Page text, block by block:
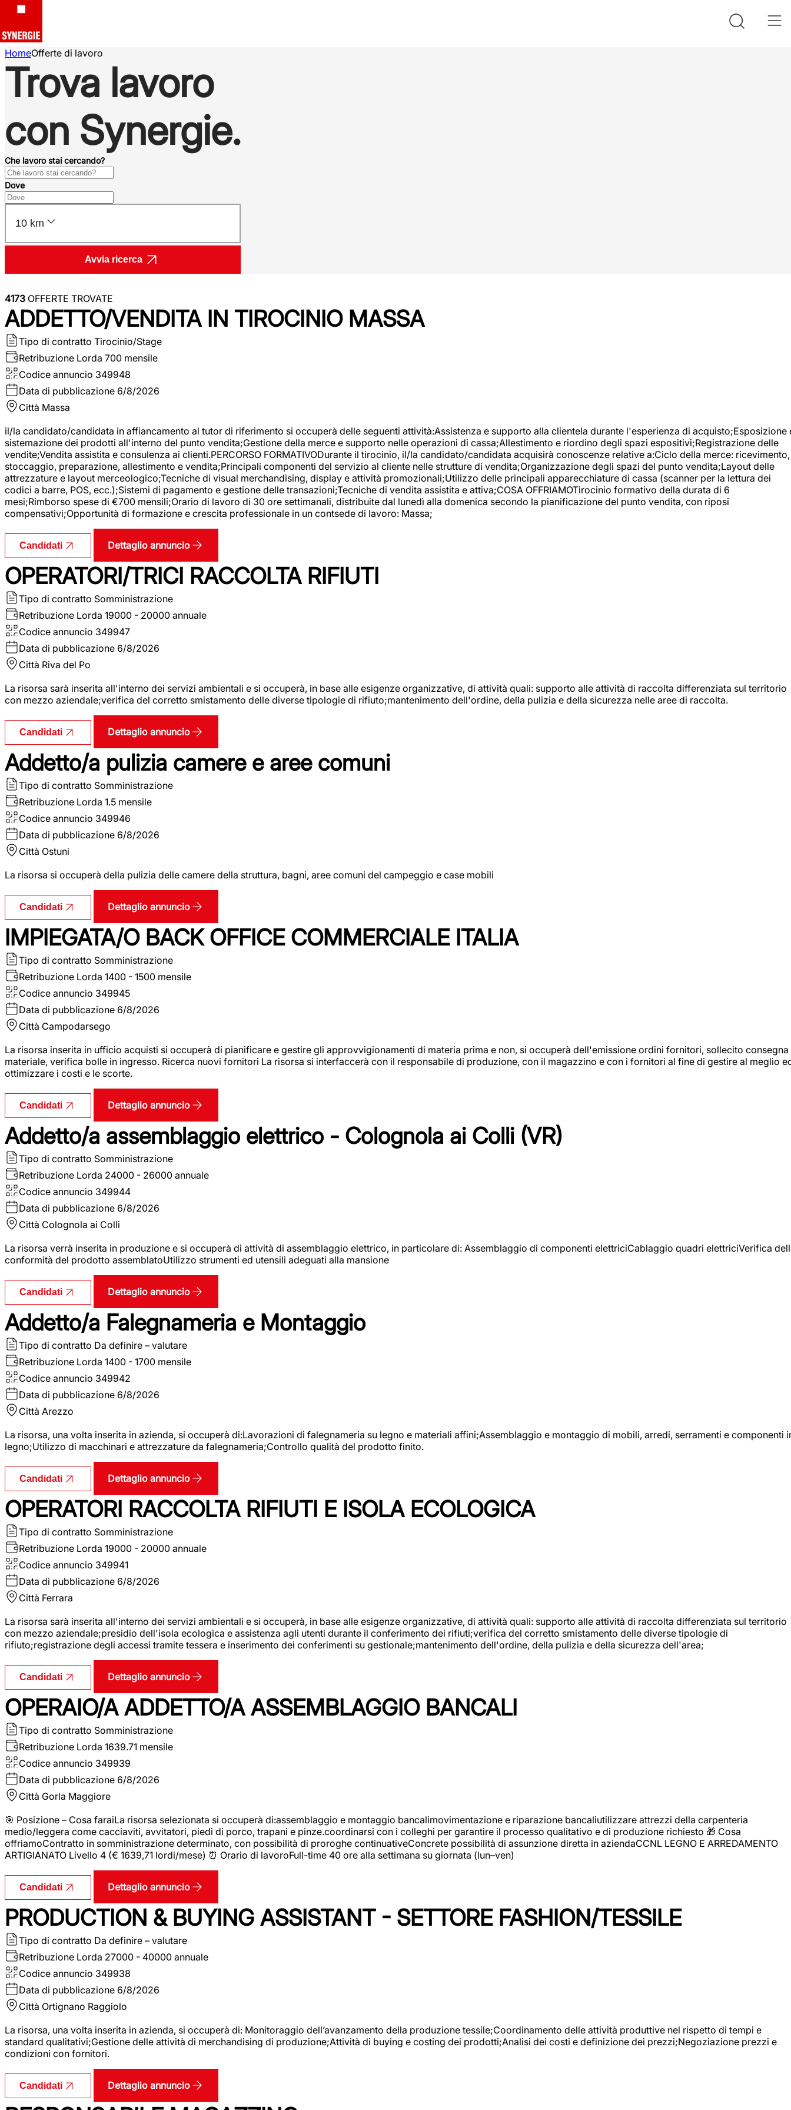
HomeOfferte di lavoro
Trova lavoro
con Synergie.
Che lavoro stai cercando?
Dove
10 km
Avvia ricerca
4173 OFFERTE TROVATE
ADDETTO/VENDITA IN TIROCINIO MASSA
Tipo di contratto Tirocinio/Stage
Retribuzione Lorda 700 mensile
Codice annuncio 349948
Data di pubblicazione 6/8/2026
Città Massa
il/la candidato/candidata in affiancamento al tutor di riferimento si occuperà delle seguenti attività:Assistenza e supporto alla clientela durante l'esperienza di acquisto;Esposizione
sistemazione dei prodotti all'interno del punto vendita;Gestione della merce e supporto nelle operazioni di cassa;Allestimento e riordino degli spazi espositivi;Registrazione delle
vendite;Vendita assistita e consulenza ai clienti.PERCORSO FORMATIVODurante il tirocinio, il/la candidato/candidata acquisirà conoscenze relative a:Ciclo della merce: ricevimento,
stoccaggio, preparazione, allestimento e vendita;Principali componenti del servizio al cliente nelle strutture di vendita;Organizzazione degli spazi del punto vendita;Layout delle
attrezzature e layout merceologico;Tecniche di visual merchandising, display e attività promozionali;Utilizzo delle principali apparecchiature di cassa (scanner per la lettura dei
codici a barre, POS, ecc.);Sistemi di pagamento e gestione delle transazioni;Tecniche di vendita assistita e attiva;COSA OFFRIAMOTirocinio formativo della durata di 6
mesi;Rimborso spese di €700 mensili;Orario di lavoro di 30 ore settimanali, distribuite dal lunedì alla domenica secondo la pianificazione del punto vendita, con riposi
compensativi;Opportunità di formazione e crescita professionale in un contsede di lavoro: Massa;
Candidati Dettaglio annuncio
OPERATORI/TRICI RACCOLTA RIFIUTI
Tipo di contratto Somministrazione
Retribuzione Lorda 19000 - 20000 annuale
Codice annuncio 349947
Data di pubblicazione 6/8/2026
Città Riva del Po
La risorsa sarà inserita all'interno dei servizi ambientali e si occuperà, in base alle esigenze organizzative, di attività quali: supporto alle attività di raccolta differenziata sul territorio
con mezzo aziendale;verifica del corretto smistamento delle diverse tipologie di rifiuto;mantenimento dell'ordine, della pulizia e della sicurezza nelle aree di raccolta.
Candidati Dettaglio annuncio
Addetto/a pulizia camere e aree comuni
Tipo di contratto Somministrazione
Retribuzione Lorda 1.5 mensile
Codice annuncio 349946
Data di pubblicazione 6/8/2026
Città Ostuni
La risorsa si occuperà della pulizia delle camere della struttura, bagni, aree comuni del campeggio e case mobili
Candidati Dettaglio annuncio
IMPIEGATA/O BACK OFFICE COMMERCIALE ITALIA
Tipo di contratto Somministrazione
Retribuzione Lorda 1400 - 1500 mensile
Codice annuncio 349945
Data di pubblicazione 6/8/2026
Città Campodarsego
La risorsa inserita in ufficio acquisti si occuperà di pianificare e gestire gli approvvigionamenti di materia prima e non, si occuperà dell'emissione ordini fornitori, sollecito consegna
materiale, verifica bolle in ingresso. Ricerca nuovi fornitori La risorsa si interfaccerà con il responsabile di produzione, con il magazzino e con i fornitori al fine di gestire al meglio
ottimizzare i costi e le scorte.
Candidati Dettaglio annuncio
Addetto/a assemblaggio elettrico - Colognola ai Colli (VR)
Tipo di contratto Somministrazione
Retribuzione Lorda 24000 - 26000 annuale
Codice annuncio 349944
Data di pubblicazione 6/8/2026
Città Colognola ai Colli
La risorsa verrà inserita in produzione e si occuperà di attività di assemblaggio elettrico, in particolare di: Assemblaggio di componenti elettriciCablaggio quadri elettriciVerifica
conformità del prodotto assemblatoUtilizzo strumenti ed utensili adeguati alla mansione
Candidati Dettaglio annuncio
Addetto/a Falegnameria e Montaggio
Tipo di contratto Da definire – valutare
Retribuzione Lorda 1400 - 1700 mensile
Codice annuncio 349942
Data di pubblicazione 6/8/2026
Città Arezzo
La risorsa, una volta inserita in azienda, si occuperà di:Lavorazioni di falegnameria su legno e materiali affini;Assemblaggio e montaggio di mobili, arredi, serramenti e componenti
legno;Utilizzo di macchinari e attrezzature da falegnameria;Controllo qualità del prodotto finito.
Candidati Dettaglio annuncio
OPERATORI RACCOLTA RIFIUTI E ISOLA ECOLOGICA
Tipo di contratto Somministrazione
Retribuzione Lorda 19000 - 20000 annuale
Codice annuncio 349941
Data di pubblicazione 6/8/2026
Città Ferrara
La risorsa sarà inserita all'interno dei servizi ambientali e si occuperà, in base alle esigenze organizzative, di attività quali: supporto alle attività di raccolta differenziata sul territorio
con mezzo aziendale;presidio dell'isola ecologica e assistenza agli utenti durante il conferimento dei rifiuti;verifica del corretto smistamento delle diverse tipologie di
rifiuto;registrazione degli accessi tramite tessera e inserimento dei conferimenti su gestionale;mantenimento dell'ordine, della pulizia e della sicurezza dell'area;
Candidati Dettaglio annuncio
OPERAIO/A ADDETTO/A ASSEMBLAGGIO BANCALI
Tipo di contratto Somministrazione
Retribuzione Lorda 1639.71 mensile
Codice annuncio 349939
Data di pubblicazione 6/8/2026
Città Gorla Maggiore
🎯 Posizione – Cosa faraiLa risorsa selezionata si occuperà di:assemblaggio e montaggio bancalimovimentazione e riparazione bancaliutilizzare attrezzi della carpenteria
medio/leggera come cacciaviti, avvitatori, piedi di porco, trapani e pinze.coordinarsi con i colleghi per garantire il processo qualitativo e di produzione richiesto 🎁 Cosa
offriamoContratto in somministrazione determinato, con possibilità di proroghe continuativeConcrete possibilità di assunzione diretta in aziendaCCNL LEGNO E ARREDAMENTO
ARTIGIANATO Livello 4 (€ 1639,71 lordi/mese) ⏰ Orario di lavoroFull-time 40 ore alla settimana su giornata (lun–ven)
Candidati Dettaglio annuncio
PRODUCTION & BUYING ASSISTANT - SETTORE FASHION/TESSILE
Tipo di contratto Da definire – valutare
Retribuzione Lorda 27000 - 40000 annuale
Codice annuncio 349938
Data di pubblicazione 6/8/2026
Città Ortignano Raggiolo
La risorsa, una volta inserita in azienda, si occuperà di: Monitoraggio dell’avanzamento della produzione tessile;Coordinamento delle attività produttive nel rispetto di tempi e
standard qualitativi;Gestione delle attività di merchandising di produzione;Attività di buying e costing dei prodotti;Analisi dei costi e definizione dei prezzi;Negoziazione prezzi e
condizioni con fornitori.
Candidati Dettaglio annuncio